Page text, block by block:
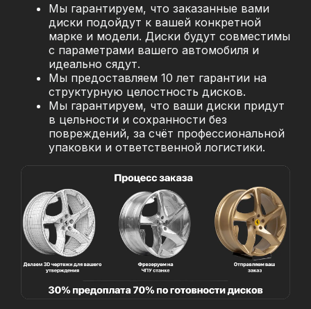
Мы гарантируем, что заказанные вами
диски подойдут к вашей конкретной
марке и модели. Диски будут совместимы
с параметрами вашего автомобиля и
идеально сядут.
Мы предоставляем 10 лет гарантии на
структурную целостность дисков.
Мы гарантируем, что ваши диски придут
в цельности и сохранности без
повреждений, за счёт профессиональной
упаковки и ответственной логистики.